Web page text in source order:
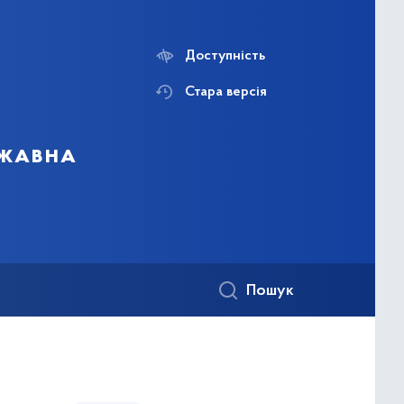
Доступність
Стара версія
Пошук